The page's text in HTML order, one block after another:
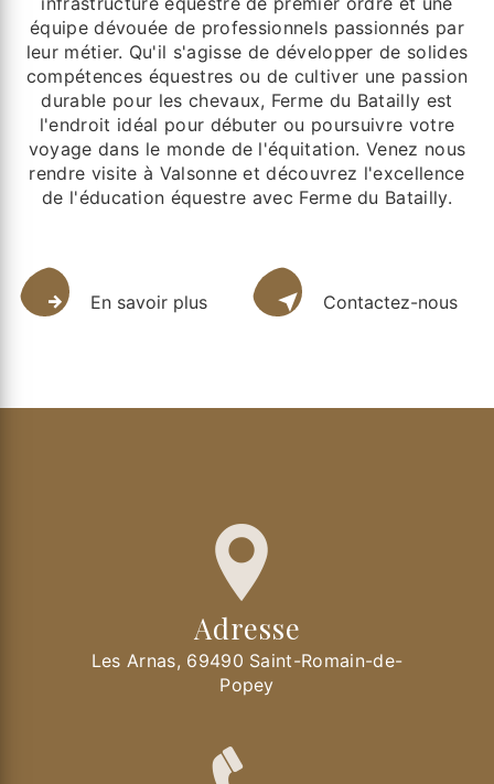
équipe dévouée de professionnels passionnés par
leur métier. Qu'il s'agisse de développer de solides
compétences équestres ou de cultiver une passion
durable pour les chevaux, Ferme du Batailly est
l'endroit idéal pour débuter ou poursuivre votre
voyage dans le monde de l'équitation. Venez nous
rendre visite à Valsonne et découvrez l'excellence
de l'éducation équestre avec Ferme du Batailly.
En savoir plus Contactez-nous
Adresse
Les Arnas, 69490 Saint-Romain-de-
Popey